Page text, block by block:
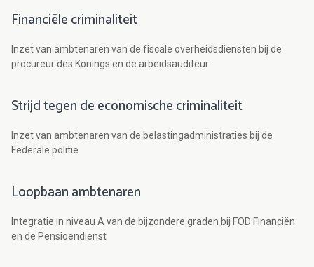
Financiële criminaliteit
Inzet van ambtenaren van de fiscale overheidsdiensten bij de
procureur des Konings en de arbeidsauditeur
Strijd tegen de economische criminaliteit
Inzet van ambtenaren van de belastingadministraties bij de
Federale politie
Loopbaan ambtenaren
Integratie in niveau A van de bijzondere graden bij FOD Financiën
en de Pensioendienst